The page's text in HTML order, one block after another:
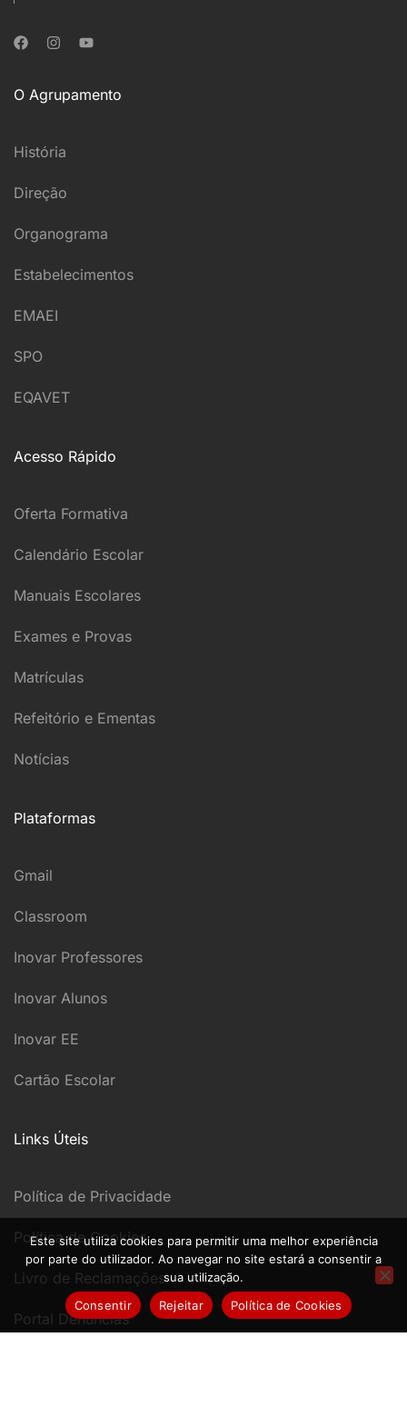
O Agrupamento
História
Direção
Organograma
Estabelecimentos
EMAEI
SPO
EQAVET
Acesso Rápido
Oferta Formativa
Calendário Escolar
Manuais Escolares
Exames e Provas
Matrículas
Refeitório e Ementas
Notícias
Plataformas
Gmail
Classroom
Inovar Professores
Inovar Alunos
Inovar EE
Cartão Escolar
Links Úteis
Política de Privacidade
Política de Cookies
Livro de Reclamações
Portal Denúncias
Este site utiliza cookies para permitir uma melhor experiência
por parte do utilizador. Ao navegar no site estará a consentir a
sua utilização.
Consentir
Rejeitar Política de Cookies